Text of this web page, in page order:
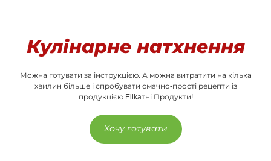
Кулінарне натхнення
Можна готувати за інструкцією. А можна витратити на кілька
хвилин більше і спробувати смачно-прості рецепти із
продукцією Elikaтні Продукти!
Хочу готувати